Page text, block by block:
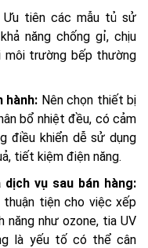
Ưu tiên các mẫu tủ sử
năng chống gỉ, chịu
môi trường bếp thường
hành: Nên chọn thiết bị
bổ nhiệt đều, có cảm
điều khiển dễ sử dụng
tiết kiệm điện năng.
vụ sau bán hàng:
tiện cho việc xếp
năng như ozone, tia UV
là yếu tố có thể cân